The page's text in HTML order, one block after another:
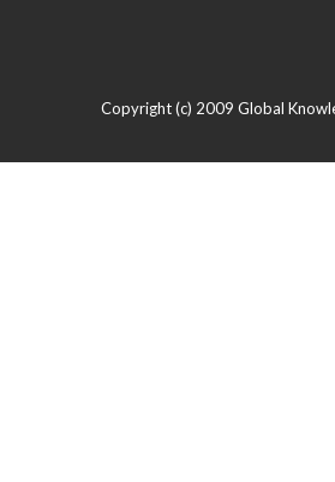
Copyright (c) 2009 Global